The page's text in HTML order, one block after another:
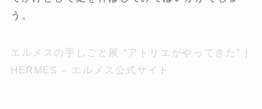
う。
エルメスの手しごと展 “アトリエがやってきた” |
HERMES – エルメス公式サイト